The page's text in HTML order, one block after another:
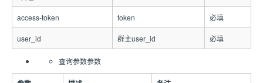
access-token token 必填
user_id 群主user_id 必填
查询参数参数